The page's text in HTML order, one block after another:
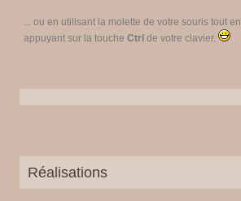
... ou en utilisant la molette de votre souris tout en
appuyant sur la touche Ctrl de votre clavier.
Réalisations